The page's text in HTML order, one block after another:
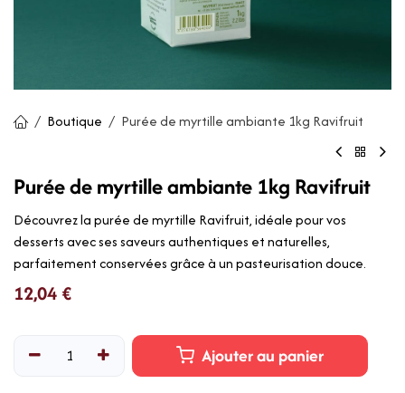
Boutique Purée de myrtille ambiante 1kg Ravifruit
Purée de myrtille ambiante 1kg Ravifruit
Découvrez la purée de myrtille Ravifruit, idéale pour vos
desserts avec ses saveurs authentiques et naturelles,
parfaitement conservées grâce à un pasteurisation douce.
12,04 €
Ajouter au panier